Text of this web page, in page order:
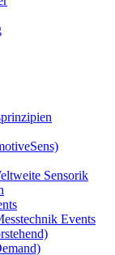
Sensorik
Events